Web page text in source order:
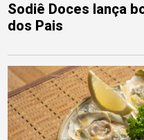
Sodiê Doces lança
dos Pais